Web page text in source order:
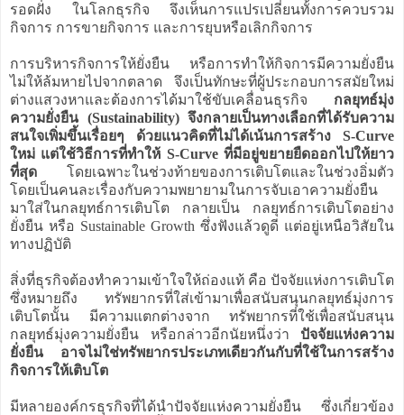
รอดฝั่ง ในโลกธุรกิจ จึงเห็นการแปรเปลี่ยนทั้งการควบรวม
กิจการ การขายกิจการ และการยุบหรือเลิกกิจการ
การบริหารกิจการให้ยั่งยืน หรือการทำให้กิจการมีความยั่งยืน
ไม่ให้ล้มหายไปจากตลาด จึงเป็นทักษะที่ผู้ประกอบการสมัยใหม่
ต่างแสวงหาและต้องการได้มาใช้ขับเคลื่อนธุรกิจ กลยุทธ์มุ่ง
ความยั่งยืน (Sustainability) จึงกลายเป็นทางเลือกที่ได้รับความ
สนใจเพิ่มขึ้นเรื่อยๆ ด้วยแนวคิดที่ไม่ได้เน้นการสร้าง S-Curve
ใหม่ แต่ใช้วิธีการที่ทำให้ S-Curve ที่มีอยู่ขยายยืดออกไปให้ยาว
ที่สุด โดยเฉพาะในช่วงท้ายของการเติบโตและในช่วงอิ่มตัว
โดยเป็นคนละเรื่องกับความพยายามในการจับเอาความยั่งยืน
มาใส่ในกลยุทธ์การเติบโต กลายเป็น กลยุทธ์การเติบโตอย่าง
ยั่งยืน หรือ Sustainable Growth ซึ่งฟังแล้วดูดี แต่อยู่เหนือวิสัยใน
ทางปฏิบัติ
สิ่งที่ธุรกิจต้องทำความเข้าใจให้ถ่องแท้ คือ ปัจจัยแห่งการเติบโต
ซึ่งหมายถึง ทรัพยากรที่ใส่เข้ามาเพื่อสนับสนุนกลยุทธ์มุ่งการ
เติบโตนั้น มีความแตกต่างจาก ทรัพยากรที่ใช้เพื่อสนับสนุน
กลยุทธ์มุ่งความยั่งยืน หรือกล่าวอีกนัยหนึ่งว่า ปัจจัยแห่งความ
ยั่งยืน อาจไม่ใช่ทรัพยากรประเภทเดียวกันกับที่ใช้ในการสร้าง
กิจการให้เติบโต
มีหลายองค์กรธุรกิจที่ได้นำปัจจัยแห่งความยั่งยืน ซึ่งเกี่ยวข้อง